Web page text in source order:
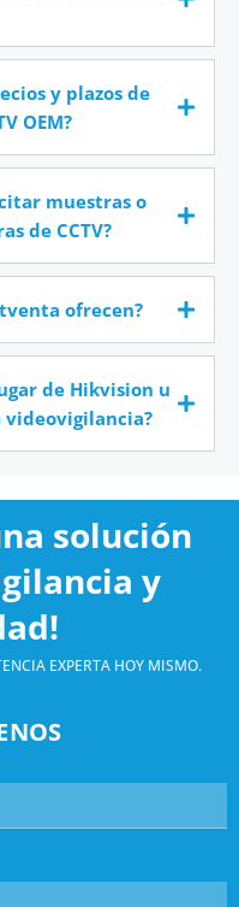
y plazos de
OEM?
muestras o
de CCTV?
ofrecen?
de Hikvision u
videovigilancia?
solución
y
EXPERTA HOY MISMO.